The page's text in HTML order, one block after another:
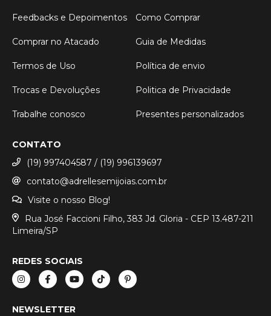
Feedbacks e Depoimentos Como Comprar
Comprar no Atacado Guia de Medidas
Termos de Uso Política de envio
Trocas e Devoluções Politica de Privacidade
Trabalhe conosco Presentes personalizados
CONTATO
(19) 997404587 / (19) 996139697
contato@adrellesemijoias.com.br
Visite o nosso Blog!
Rua José Faccioni Filho, 383 Jd. Gloria - CEP 13.487-211
Limeira/SP
REDES SOCIAIS
NEWSLETTER